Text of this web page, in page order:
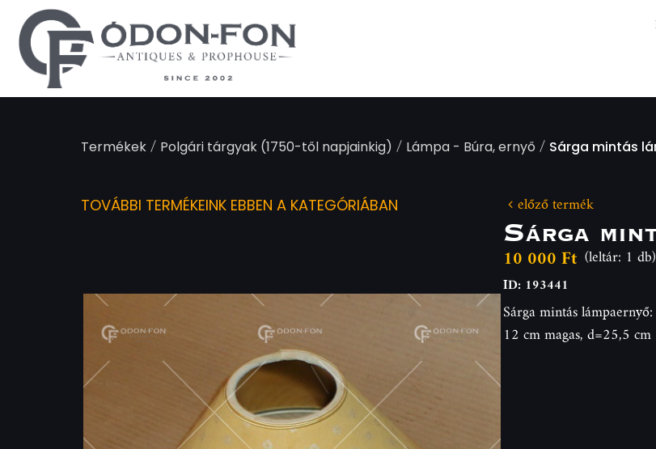
Termékek/ Polgári tárgyak (1750-től napjainkig) / Lámpa - Búra, ernyő / Sárga mintás
TOVÁBBI TERMÉKEINK EBBEN A KATEGÓRIÁBAN előző termék
Sárga
10 000 Ft (leltár: 1 db)
ID: 193441
Sárga mintás
12 cm magas, d=25,5 cm
Süti preferenciák